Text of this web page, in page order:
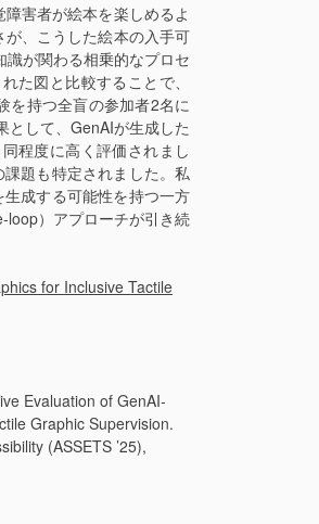
害者が絵本を楽しめるよ
、こうした絵本の入手可
が関わる相乗的なプロセ
た図と比較することで、
を持つ全盲の参加者2名に
として、GenAIが生成した
程度に高く評価されまし
題も特定されました。私
成する可能性を持つ一方
loop）アプローチが引き続
for Inclusive Tactile
Evaluation of GenAI-
Graphic Supervision.
(ASSETS ’25),